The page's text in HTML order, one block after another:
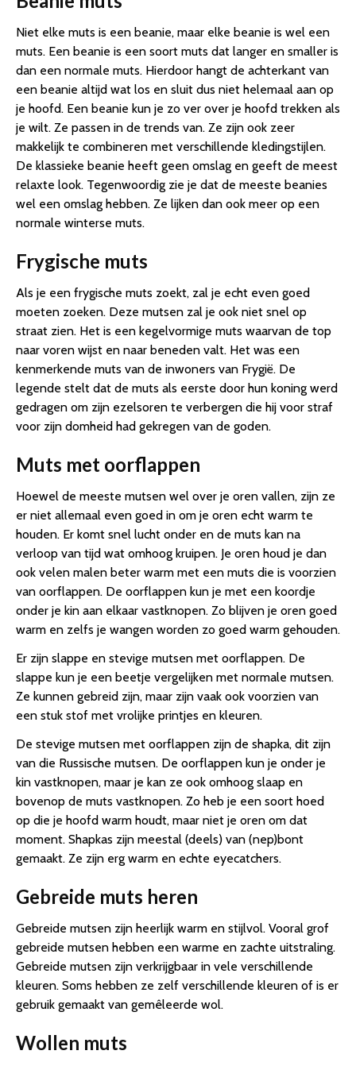
Niet elke muts is een beanie, maar elke beanie is wel een
muts. Een beanie is een soort muts dat langer en smaller is
dan een normale muts. Hierdoor hangt de achterkant van
een beanie altijd wat los en sluit dus niet helemaal aan op
je hoofd. Een beanie kun je zo ver over je hoofd trekken als
je wilt. Ze passen in de trends van. Ze zijn ook zeer
makkelijk te combineren met verschillende kledingstijlen.
De klassieke beanie heeft geen omslag en geeft de meest
relaxte look. Tegenwoordig zie je dat de meeste beanies
wel een omslag hebben. Ze lijken dan ook meer op een
normale winterse muts.
Frygische muts
Als je een frygische muts zoekt, zal je echt even goed
moeten zoeken. Deze mutsen zal je ook niet snel op
straat zien. Het is een kegelvormige muts waarvan de top
naar voren wijst en naar beneden valt. Het was een
kenmerkende muts van de inwoners van Frygië. De
legende stelt dat de muts als eerste door hun koning werd
gedragen om zijn ezelsoren te verbergen die hij voor straf
voor zijn domheid had gekregen van de goden.
Muts met oorflappen
Hoewel de meeste mutsen wel over je oren vallen, zijn ze
er niet allemaal even goed in om je oren echt warm te
houden. Er komt snel lucht onder en de muts kan na
verloop van tijd wat omhoog kruipen. Je oren houd je dan
ook velen malen beter warm met een muts die is voorzien
van oorflappen. De oorflappen kun je met een koordje
onder je kin aan elkaar vastknopen. Zo blijven je oren goed
warm en zelfs je wangen worden zo goed warm gehouden.
Er zijn slappe en stevige mutsen met oorflappen. De
slappe kun je een beetje vergelijken met normale mutsen.
Ze kunnen gebreid zijn, maar zijn vaak ook voorzien van
een stuk stof met vrolijke printjes en kleuren.
De stevige mutsen met oorflappen zijn de shapka, dit zijn
van die Russische mutsen. De oorflappen kun je onder je
kin vastknopen, maar je kan ze ook omhoog slaap en
bovenop de muts vastknopen. Zo heb je een soort hoed
op die je hoofd warm houdt, maar niet je oren om dat
moment. Shapkas zijn meestal (deels) van (nep)bont
gemaakt. Ze zijn erg warm en echte eyecatchers.
Gebreide muts heren
Gebreide mutsen zijn heerlijk warm en stijlvol. Vooral grof
gebreide mutsen hebben een warme en zachte uitstraling.
Gebreide mutsen zijn verkrijgbaar in vele verschillende
kleuren. Soms hebben ze zelf verschillende kleuren of is er
gebruik gemaakt van gemêleerde wol.
Wollen muts